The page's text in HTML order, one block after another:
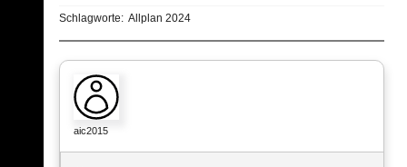
Schlagworte: Allplan 2024
aic2015